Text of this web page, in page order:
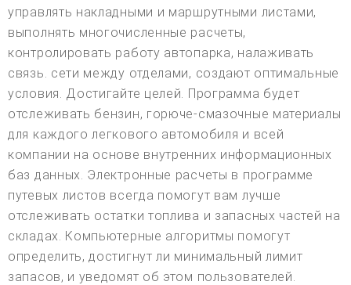
управлять накладными и маршрутными листами,
выполнять многочисленные расчеты,
контролировать работу автопарка, налаживать
связь. сети между отделами, создают оптимальные
условия. Достигайте целей. Программа будет
отслеживать бензин, горюче-смазочные материалы
для каждого легкового автомобиля и всей
компании на основе внутренних информационных
баз данных. Электронные расчеты в программе
путевых листов всегда помогут вам лучше
отслеживать остатки топлива и запасных частей на
складах. Компьютерные алгоритмы помогут
определить, достигнут ли минимальный лимит
запасов, и уведомят об этом пользователей.